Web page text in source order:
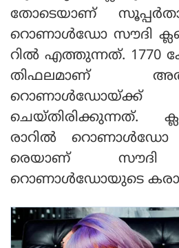
തോടെയാണ്
റൊണാള്‍ഡോ സൗദി
റില്‍ എത്തുന്നത്. 1770
തിഫലമാണ്
ചെയ്തിരിക്കുന്നത്.
രാറില്‍ റൊണാള്‍ഡോ
രെയാണ് സൗദി
റൊണാള്‍ഡോയുടെ